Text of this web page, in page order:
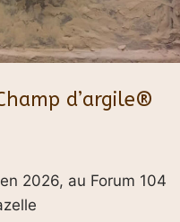
d’argile®
2026, au Forum 104